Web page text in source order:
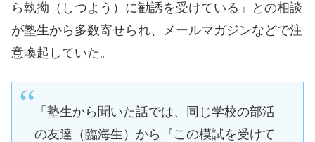
ら執拗（しつよう）に勧誘を受けている」との相談
が塾生から多数寄せられ、メールマガジンなどで注
意喚起していた。
「塾生から聞いた話では、同じ学校の部活
の友達（臨海生）から『この模試を受けて